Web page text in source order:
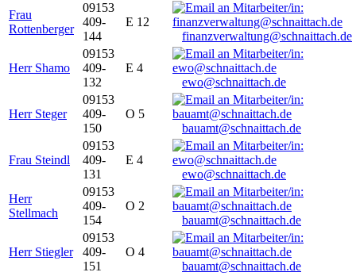
Frau
Rottenberger
09153
409-
144
E 12
finanzverwaltung@schnaittach.de
Herr Shamo
09153
409-
132
E 4
ewo@schnaittach.de
Herr Steger
09153
409-
150
O 5
bauamt@schnaittach.de
Frau Steindl
09153
409-
131
E 4
ewo@schnaittach.de
Herr
Stellmach
09153
409-
154
O 2
bauamt@schnaittach.de
Herr Stiegler
09153
409-
151
O 4
bauamt@schnaittach.de